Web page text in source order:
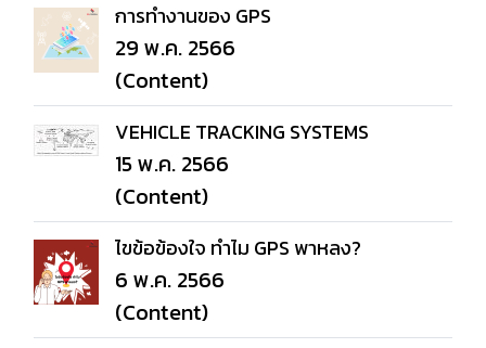
การทํางานของ GPS
29 พ.ค. 2566
(Content)
VEHICLE TRACKING SYSTEMS
15 พ.ค. 2566
(Content)
ไขข้อข้องใจ ทำไม GPS พาหลง?
6 พ.ค. 2566
(Content)